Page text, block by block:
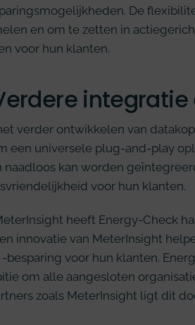
De
en om te zetten in
voor hun klanten.
verder ontwikkelen van
een universele plug-and-play
naadloos kan worden
voor hun klanten.
heeft Energy-Check
innovatie van MeterInsight
voor hun klanten.
om alle aangesloten
zoals MeterInsight ligt dit